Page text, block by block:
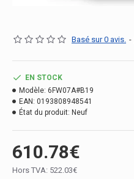
Basé sur 0 avis. -
610.78€
Hors TVA: 522.03€
EN STOCK
Modèle: 6FW07A#B19
EAN: 0193808948541
État du produit: Neuf